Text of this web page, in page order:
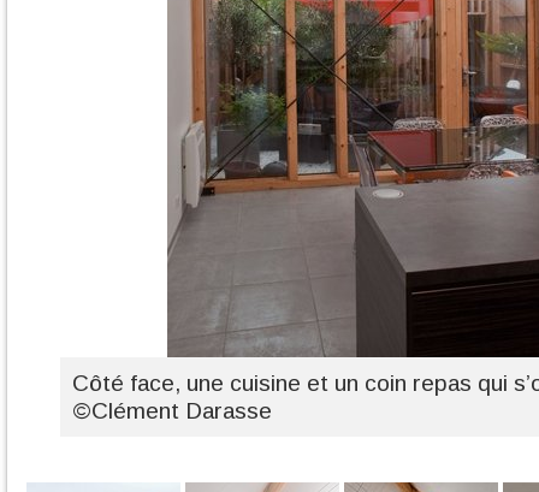
Côté face, une cuisine et un coin repas qui
©Clément Darasse